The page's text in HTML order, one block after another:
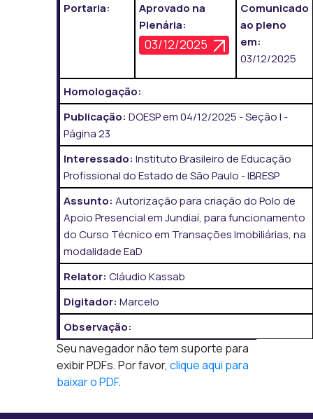
Portaria:
Aprovado na
Plenária:
03/12/2025
Comunicado
ao pleno
em:
03/12/2025
Homologação:
Publicação: DOESP em 04/12/2025 - Seção I -
Página 23
Interessado: Instituto Brasileiro de Educação
Profissional do Estado de São Paulo - IBRESP
Assunto: Autorização para criação do Polo de
Apoio Presencial em Jundiaí, para funcionamento
do Curso Técnico em Transações Imobiliárias, na
modalidade EaD
Relator: Cláudio Kassab
Digitador: Marcelo
Observação:
Seu navegador não tem suporte para
exibir PDFs. Por favor, clique aqui para
baixar o PDF.